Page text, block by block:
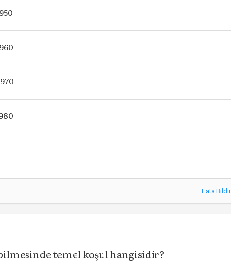
Hata Bildir
temel koşul hangisidir?